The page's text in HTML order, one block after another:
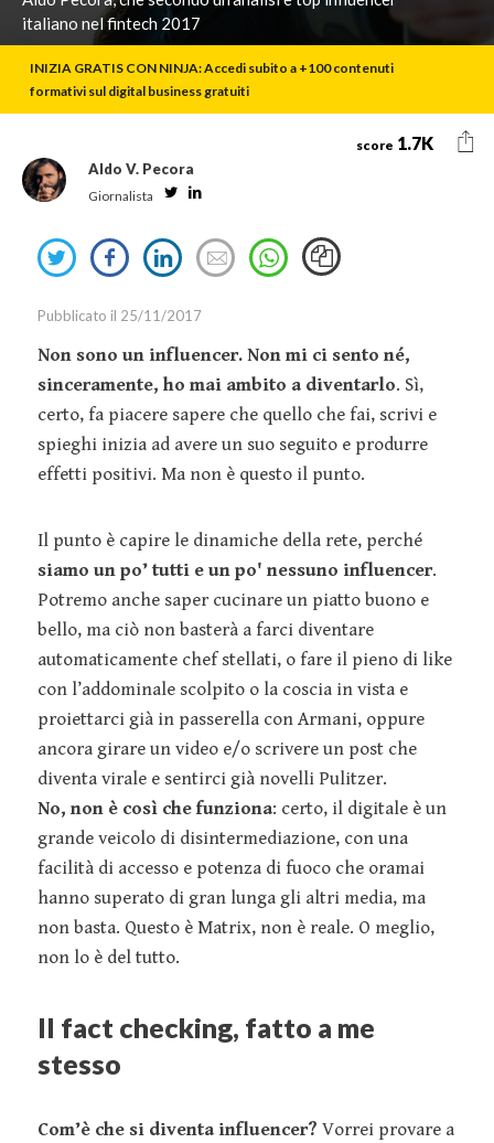
Event
Innovazione
Strategy
Marketing
Media
Pubbliche
Guide
Webinar
Retail
IT
Working
Oracle
italiano nel fintech 2017
score 1.7K
INIZIA GRATIS CON NINJA: Accedi subito a +100 contenuti
formativi sul digital business gratuiti
Aldo V. Pecora
Giornalista TwitterLinkedin
Share
Twitter
Share
on
Facebook
Share
on
Linkedin
Send
Pubblicato il 25/11/2017
Non sono un influencer. Non mi ci sento né,
sinceramente, ho mai ambito a diventarlo. Sì,
certo, fa piacere sapere che quello che fai, scrivi e
spieghi inizia ad avere un suo seguito e produrre
effetti positivi. Ma non è questo il punto.
Il punto è capire le dinamiche della rete, perché
siamo un po’ tutti e un po' nessuno influencer.
Potremo anche saper cucinare un piatto buono e
bello, ma ciò non basterà a farci diventare
automaticamente chef stellati, o fare il pieno di like
con l’addominale scolpito o la coscia in vista e
proiettarci già in passerella con Armani, oppure
ancora girare un video e/o scrivere un post che
diventa virale e sentirci già novelli Pulitzer.
No, non è così che funziona: certo, il digitale è un
grande veicolo di disintermediazione, con una
facilità di accesso e potenza di fuoco che oramai
hanno superato di gran lunga gli altri media, ma
non basta. Questo è Matrix, non è reale. O meglio,
non lo è del tutto.
Il fact checking, fatto a me
stesso
Com’è che si diventa influencer? Vorrei provare a